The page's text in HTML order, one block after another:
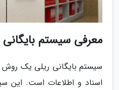
معرفی سیستم بایگانی
سیستم بایگانی ریلی یک روش
اسناد و اطلاعات است. این